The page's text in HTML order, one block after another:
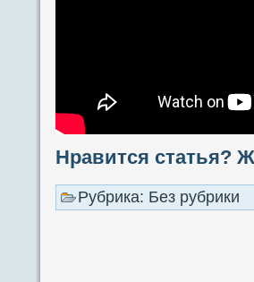
Нравится статья?
Рубрика: Без рубрики